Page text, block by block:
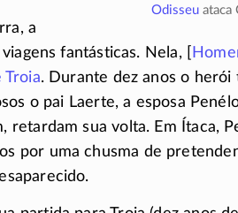
Odisseuataca
a
fantásticas. Nela, [
Troia. Durante dez anos o
o pai Laerte, a esposa
retardam sua volta. Em Ítaca,
por uma chusma de